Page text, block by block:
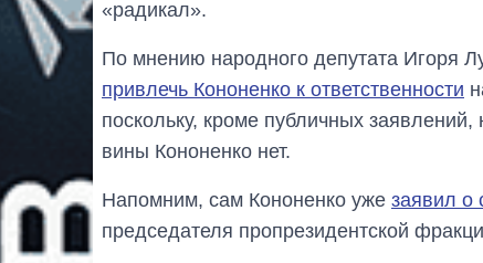
«радикал».
По мнению народного депутата Игоря
привлечь Кононенко к ответственности
поскольку, кроме публичных
вины Кононенко нет.
Напомним, сам Кононенко уже заявил о
председателя пропрезидентской